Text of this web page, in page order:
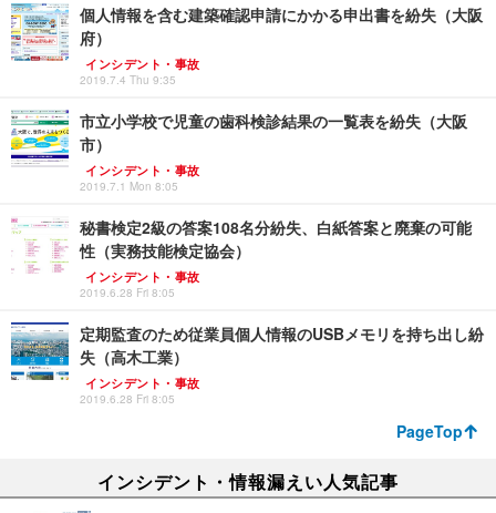
個人情報を含む建築確認申請にかかる申出書を紛失（大阪
府）
インシデント・事故
2019.7.4 Thu 9:35
市立小学校で児童の歯科検診結果の一覧表を紛失（大阪
市）
インシデント・事故
2019.7.1 Mon 8:05
秘書検定2級の答案108名分紛失、白紙答案と廃棄の可能
性（実務技能検定協会）
インシデント・事故
2019.6.28 Fri 8:05
定期監査のため従業員個人情報のUSBメモリを持ち出し紛
失（高木工業）
インシデント・事故
2019.6.28 Fri 8:05
PageTop
インシデント・情報漏えい人気記事